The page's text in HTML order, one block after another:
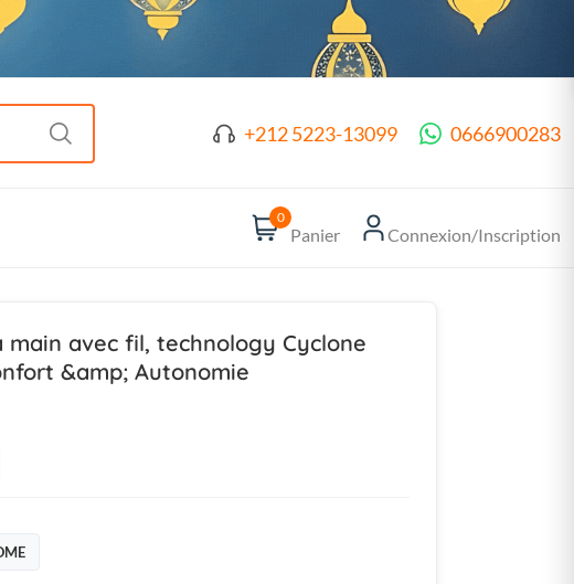
+212 5223-13099 0666900283
0
Panier Connexion/Inscription
main avec fil, technology Cyclone
&amp; Autonomie